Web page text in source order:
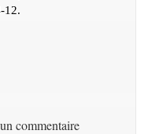
12.
commentaire